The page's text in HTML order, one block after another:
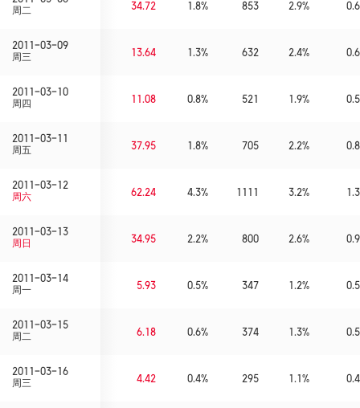
周二
34.72 1.8% 853 2.9% 0.6
2011-03-09
周三
13.64 1.3% 632 2.4% 0.6
2011-03-10
周四
11.08 0.8% 521 1.9% 0.5
2011-03-11
周五
37.95 1.8% 705 2.2% 0.8
2011-03-12
周六
62.24 4.3% 1111 3.2% 1.3
2011-03-13
周日
34.95 2.2% 800 2.6% 0.9
2011-03-14
周一
5.93 0.5% 347 1.2% 0.5
2011-03-15
周二
6.18 0.6% 374 1.3% 0.5
2011-03-16
周三
4.42 0.4% 295 1.1% 0.4